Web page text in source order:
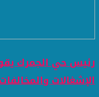
رئيس حي الجمرك
الإشغالات